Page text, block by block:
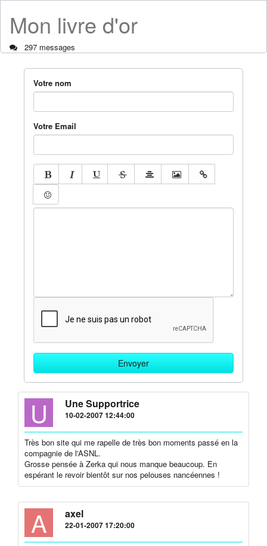
Mon livre d'or
297 messages
Votre nom
Votre Email
U Une Supportrice
10-02-2007 12:44:00
Très bon site qui me rapelle de très bon moments passé en la
compagnie de l'ASNL.
Grosse pensée à Zerka qui nous manque beaucoup. En
espérant le revoir bientôt sur nos pelouses nancéennes !
A axel
22-01-2007 17:20:00